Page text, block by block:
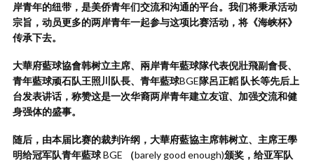
岸青年的纽带，是美侨青年们交流和沟通的平台。我们将秉承活动
宗旨，动员更多的两岸青年一起参与这项比赛活动，将《海峡杯》
传承下去。
大華府藍球協會韩树立主席、兩岸青年藍球隊代表倪壯飛副會長、
青年藍球顽石队王照川队長、青年藍球BGE隊呂正韜 队长等先后上
台发表讲话，称赞这是一次华裔两岸青年建立友谊、加强交流和健
身强体的盛事。
随后，由本届比赛的裁判许纲，大華府藍協主席韩树立、主席王學
明给冠军队青年藍球BGE （barely good enough)颁奖，给亚军队